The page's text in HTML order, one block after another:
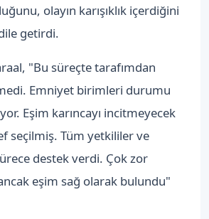
olayın karışıklık içerdiğini
getirdi.
"Bu süreçte tarafımdan
Emniyet birimleri durumu
Eşim karıncayı incitmeyecek
seçilmiş. Tüm yetkililer ve
destek verdi. Çok zor
eşim sağ olarak bulundu"